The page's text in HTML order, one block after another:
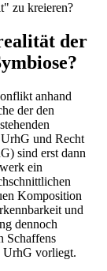
zu kreieren?
der
anhand
der den
UrhG und Recht
) sind erst dann
ein
Komposition
und
dennoch
Schaffens
UrhG vorliegt.